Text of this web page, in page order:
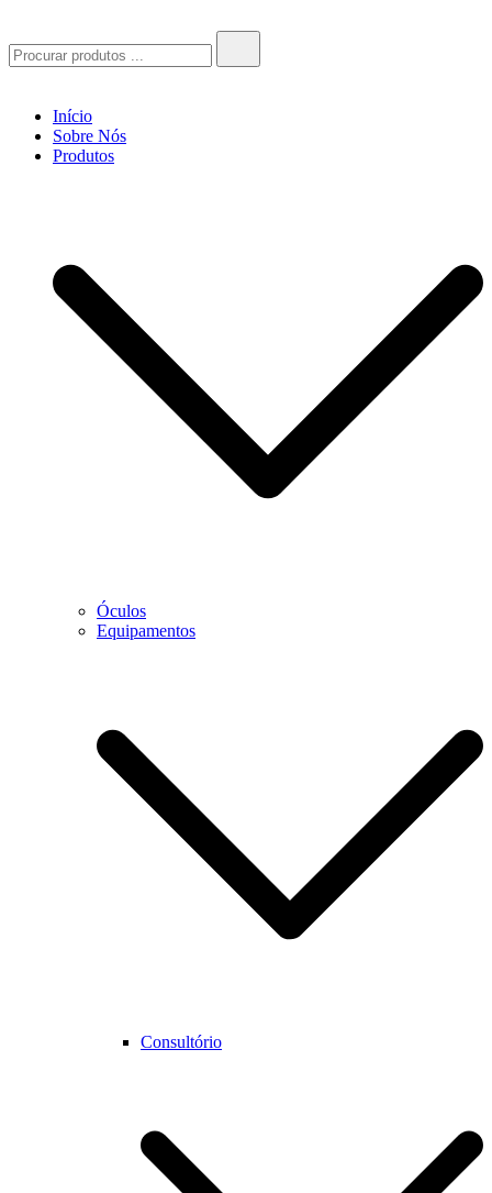
for:
Início
Sobre Nós
Produtos
Óculos
Equipamentos
Consultório